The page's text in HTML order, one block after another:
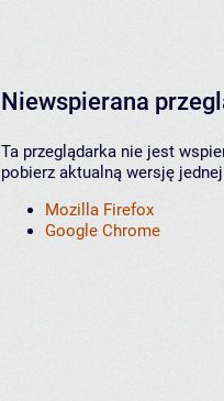
Niewspierana
Ta przeglądarka nie jest
pobierz aktualną wersję
Mozilla Firefox
Google Chrome